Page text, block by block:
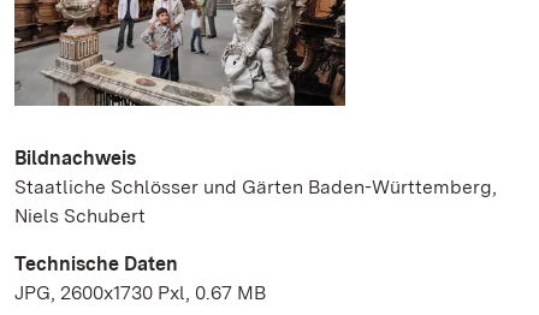
Bildnachweis
Staatliche Schlösser und Gärten Baden-Württemberg,
Niels Schubert
Technische Daten
JPG, 2600x1730 Pxl, 0.67 MB